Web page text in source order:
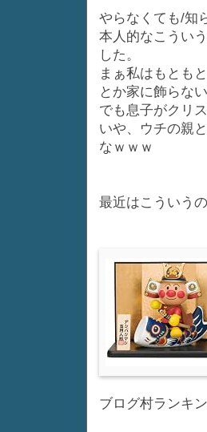
やらなくても/知
本人的なこうい
した。
まぁ私はもとも
とか家に飾らな
でも息子がクリ
いや、ウチの親
なｗｗｗ
最近はこういう
ブログ村ランキ